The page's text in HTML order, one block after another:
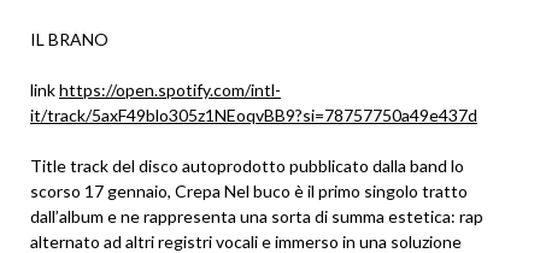
IL BRANO
linkhttps://open.spotify.com/intl-
it/track/5axF49blo305z1NEoqvBB9?si=78757750a49e437d
Title track del disco autoprodotto pubblicato dalla band lo
scorso 17 gennaio, Crepa Nel buco è il primo singolo tratto
dall’album e ne rappresenta una sorta di summa estetica: rap
alternato ad altri registri vocali e immerso in una soluzione